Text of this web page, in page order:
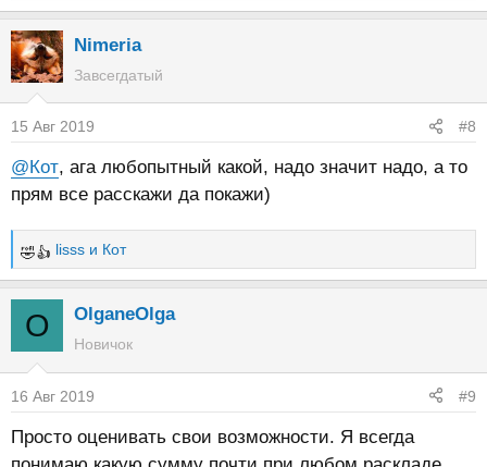
е
а
к
ц
и
:
Nimeria
Завсегдатый
15 Авг 2019 #8
@Кот, ага любопытный какой, надо значит надо, а то
прям все расскажи да покажи)
Р
е
ц
и
и
:
lisss и Кот
O OlganeOlga
Новичок
16 Авг 2019 #9
Просто оценивать свои возможности. Я всегда